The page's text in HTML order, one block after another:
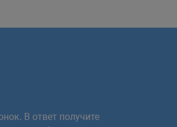
В ответ получите